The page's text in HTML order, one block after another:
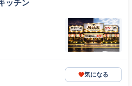
ッチン
気になる